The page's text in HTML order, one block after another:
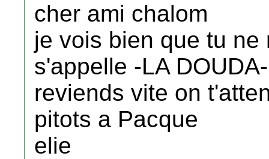
cher ami chalom
je vois bien que tu
s'appelle -LA DOUDA-
reviends vite on
pitots a Pacque
elie